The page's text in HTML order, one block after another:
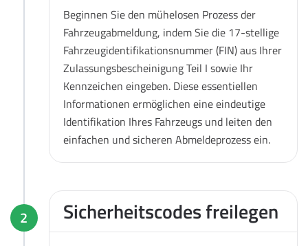
Beginnen Sie den mühelosen Prozess der
Fahrzeugabmeldung, indem Sie die 17-stellige
Fahrzeugidentifikationsnummer (FIN) aus Ihrer
Zulassungsbescheinigung Teil I sowie Ihr
Kennzeichen eingeben. Diese essentiellen
Informationen ermöglichen eine eindeutige
Identifikation Ihres Fahrzeugs und leiten den
einfachen und sicheren Abmeldeprozess ein.
2 Sicherheitscodes freilegen